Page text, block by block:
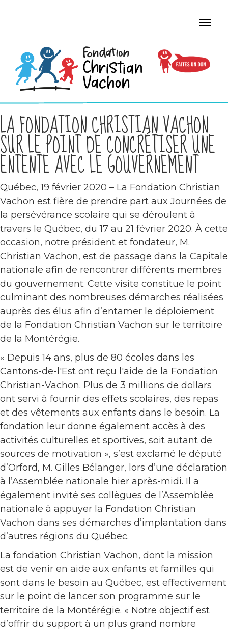
LA FONDATION CHRISTIAN VACHON
SUR LE POINT DE CONCRÉTISER UNE
ENTENTE AVEC LE GOUVERNEMENT
Québec, 19 février 2020 – La Fondation Christian
Vachon est fière de prendre part aux Journées de
la persévérance scolaire qui se déroulent à
travers le Québec, du 17 au 21 février 2020. À cette
occasion, notre président et fondateur, M.
Christian Vachon, est de passage dans la Capitale
nationale afin de rencontrer différents membres
du gouvernement. Cette visite constitue le point
culminant des nombreuses démarches réalisées
auprès des élus afin d’entamer le déploiement
de la Fondation Christian Vachon sur le territoire
de la Montérégie.
« Depuis 14 ans, plus de 80 écoles dans les
Cantons-de-l'Est ont reçu l'aide de la Fondation
Christian-Vachon. Plus de 3 millions de dollars
ont servi à fournir des effets scolaires, des repas
et des vêtements aux enfants dans le besoin. La
fondation leur donne également accès à des
activités culturelles et sportives, soit autant de
sources de motivation », s’est exclamé le député
d’Orford, M. Gilles Bélanger, lors d’une déclaration
à l’Assemblée nationale hier après-midi. Il a
également invité ses collègues de l’Assemblée
nationale à appuyer la Fondation Christian
Vachon dans ses démarches d’implantation dans
d’autres régions du Québec.
La fondation Christian Vachon, dont la mission
est de venir en aide aux enfants et familles qui
sont dans le besoin au Québec, est effectivement
sur le point de lancer son programme sur le
territoire de la Montérégie. « Notre objectif est
d’offrir du support à un plus grand nombre